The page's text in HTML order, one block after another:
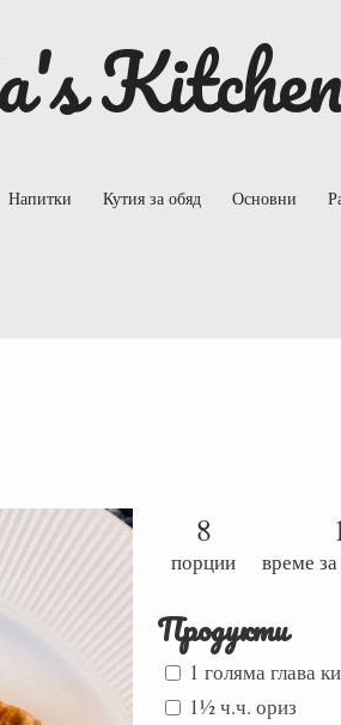
Напитки Кутия за обяд Основни
8
порции време
Продукти
1 голяма глава
1½ ч.ч. ориз